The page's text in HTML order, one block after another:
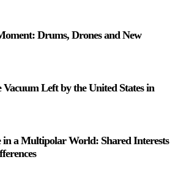
Drums, Drones and New
Left by the United States in
a Multipolar World: Shared Interests